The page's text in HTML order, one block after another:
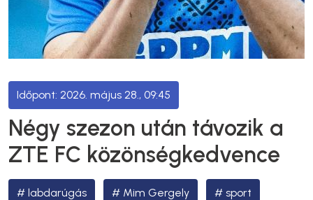
2026. május 28., 09:45
Négy szezon után távozik a
ZTE FC közönségkedvence
labdarúgás Mim Gergely sport